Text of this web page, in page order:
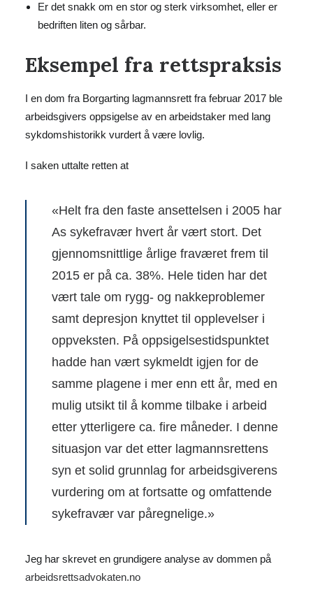
Er det snakk om en stor og sterk virksomhet, eller er
bedriften liten og sårbar.
Eksempel fra rettspraksis
I en dom fra Borgarting lagmannsrett fra februar 2017 ble
arbeidsgivers oppsigelse av en arbeidstaker med lang
sykdomshistorikk vurdert å være lovlig.
I saken uttalte retten at
«Helt fra den faste ansettelsen i 2005 har
As sykefravær hvert år vært stort. Det
gjennomsnittlige årlige fraværet frem til
2015 er på ca. 38%. Hele tiden har det
vært tale om rygg- og nakkeproblemer
samt depresjon knyttet til opplevelser i
oppveksten. På oppsigelsestidspunktet
hadde han vært sykmeldt igjen for de
samme plagene i mer enn ett år, med en
mulig utsikt til å komme tilbake i arbeid
etter ytterligere ca. fire måneder. I denne
situasjon var det etter lagmannsrettens
syn et solid grunnlag for arbeidsgiverens
vurdering om at fortsatte og omfattende
sykefravær var påregnelige.»
Jeg har skrevet en grundigere analyse av dommen på
arbeidsrettsadvokaten.no